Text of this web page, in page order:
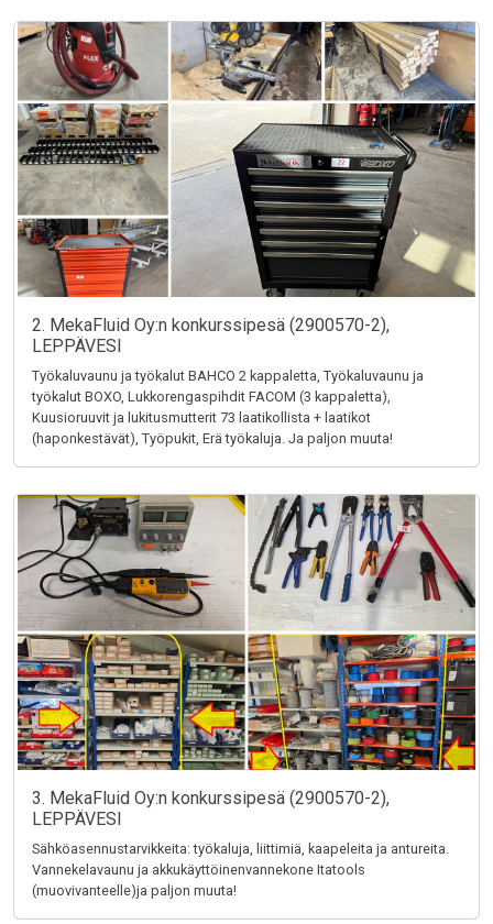
2. MekaFluid Oy:n konkurssipesä (2900570-2),
LEPPÄVESI
Työkaluvaunu ja työkalut BAHCO 2 kappaletta, Työkaluvaunu ja
työkalut BOXO, Lukkorengaspihdit FACOM (3 kappaletta),
Kuusioruuvit ja lukitusmutterit 73 laatikollista + laatikot
(haponkestävät), Työpukit, Erä työkaluja. Ja paljon muuta!
3. MekaFluid Oy:n konkurssipesä (2900570-2),
LEPPÄVESI
Sähköasennustarvikkeita: työkaluja, liittimiä, kaapeleita ja antureita.
Vannekelavaunu ja akkukäyttöinenvannekone Itatools
(muovivanteelle)ja paljon muuta!